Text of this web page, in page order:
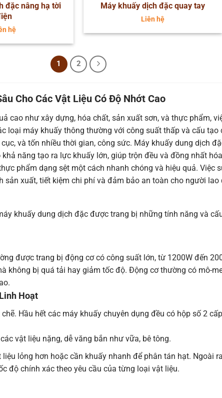
đặc nâng hạ tời
hệ
Máy khuấy dịch đặc quay tay
Liên hệ
1 2
Cho Các Vật Liệu Có Độ Nhớt Cao
cao như xây dựng, hóa chất, sản xuất sơn, và thực phẩm,
loại máy khuấy thông thường với công suất thấp và cấu
và tốn nhiều thời gian, công sức. Máy khuấy dung dịch
năng tạo ra lực khuấy lớn, giúp trộn đều và đồng nhất
phẩm dạng sệt một cách nhanh chóng và hiệu quả. Việc
xuất, tiết kiệm chi phí và đảm bảo an toàn cho người lao
khuấy dung dịch đặc được trang bị những tính năng và
được trang bị động cơ có công suất lớn, từ 1200W đến
không bị quá tải hay giảm tốc độ. Động cơ thường có mô-
Hoạt
Hầu hết các máy khuấy chuyên dụng đều có hộp số 2
vật liệu nặng, dễ văng bắn như vữa, bê tông.
lỏng hơn hoặc cần khuấy nhanh để phân tán hạt. Ngoài
độ chính xác theo yêu cầu của từng loại vật liệu.